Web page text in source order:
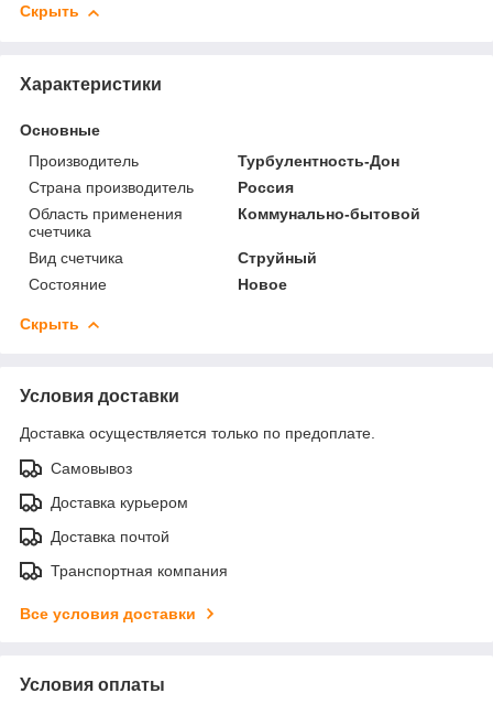
Скрыть
Характеристики
Основные
Производитель
Турбулентность-Дон
Страна производитель
Россия
Область применения
счетчика
Коммунально-бытовой
Вид счетчика
Струйный
Состояние
Новое
Скрыть
Условия доставки
Доставка осуществляется только по предоплате.
Самовывоз
Доставка курьером
Доставка почтой
Транспортная компания
Все условия доставки
Условия оплаты